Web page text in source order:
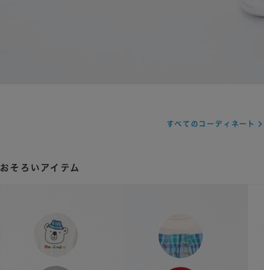
すべてのコーディネート
おそろいアイテム